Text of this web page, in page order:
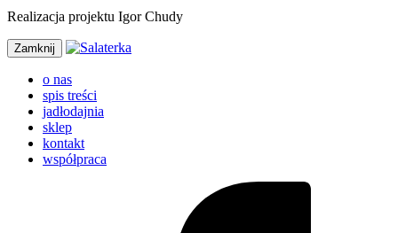
Realizacja projektu Igor Chudy
Zamknij
o nas
spis treści
jadłodajnia
sklep
kontakt
współpraca